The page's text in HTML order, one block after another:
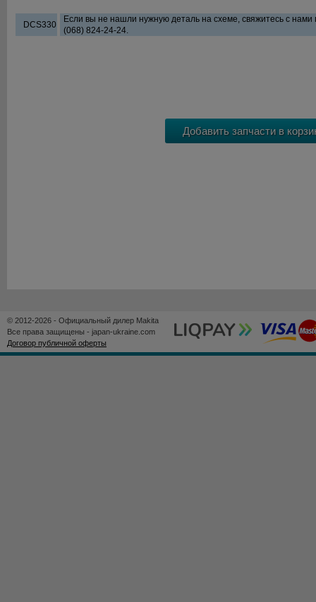
DCS330
Если вы не нашли нужную деталь на схеме, свяжитесь с
(068) 824-24-24.
© 2012-2026 - Официальный дилер Makita
Все права защищены - japan-ukraine.com
Договор публичной оферты